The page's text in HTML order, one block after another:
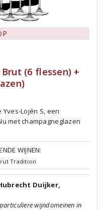
(6 flessen) +
Lojén S, een
met champagneglazen
WIJNEN:
Tradition
Duijker,
wijndomeinen in